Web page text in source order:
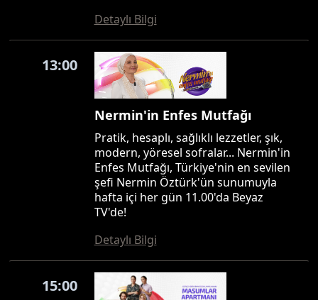
Detaylı Bilgi
13:00
Nermin'in Enfes Mutfağı
Pratik, hesaplı, sağlıklı lezzetler, şık,
modern, yöresel sofralar... Nermin'in
Enfes Mutfağı, Türkiye'nin en sevilen
şefi Nermin Öztürk'ün sunumuyla
hafta içi her gün 11.00'da Beyaz
TV'de!
Detaylı Bilgi
15:00